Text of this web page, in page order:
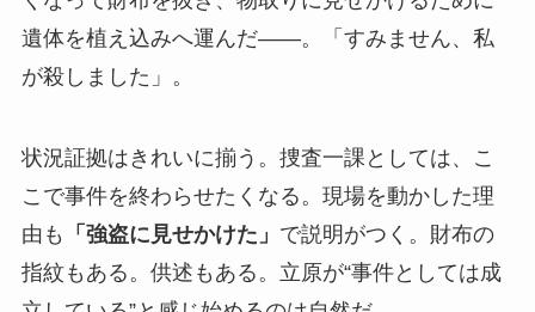
遺体を植え込みへ運んだ――。「すみません、私
が殺しました」。
状況証拠はきれいに揃う。捜査一課としては、こ
こで事件を終わらせたくなる。現場を動かした理
由も
「強盗に見せかけた」 で説明がつく。財布の
指紋もある。供述もある。立原が“事件としては成